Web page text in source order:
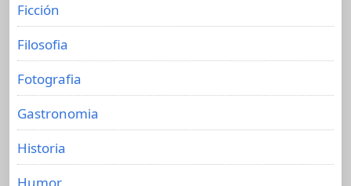
Ficción
Filosofia
Fotografia
Gastronomia
Historia